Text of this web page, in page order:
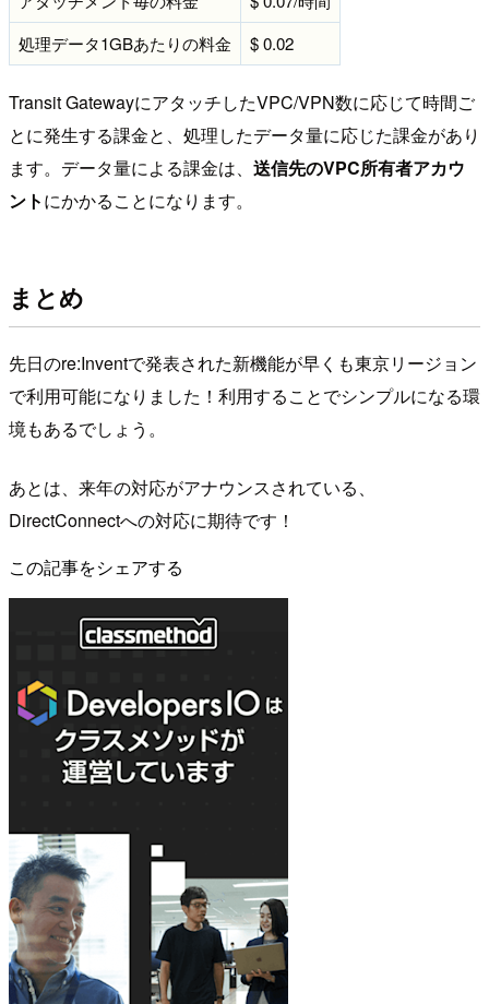
処理データ1GBあたりの料金
$ 0.02
Transit GatewayにアタッチしたVPC/VPN数に応じて時間ご
とに発生する課金と、処理したデータ量に応じた課金があり
ます。データ量による課金は、 送信先のVPC所有者アカウ
ントにかかることになります。
まとめ
先日のre:Inventで発表された新機能が早くも東京リージョン
で利用可能になりました！利用することでシンプルになる環
境もあるでしょう。
あとは、来年の対応がアナウンスされている、
DirectConnectへの対応に期待です！
この記事をシェアする